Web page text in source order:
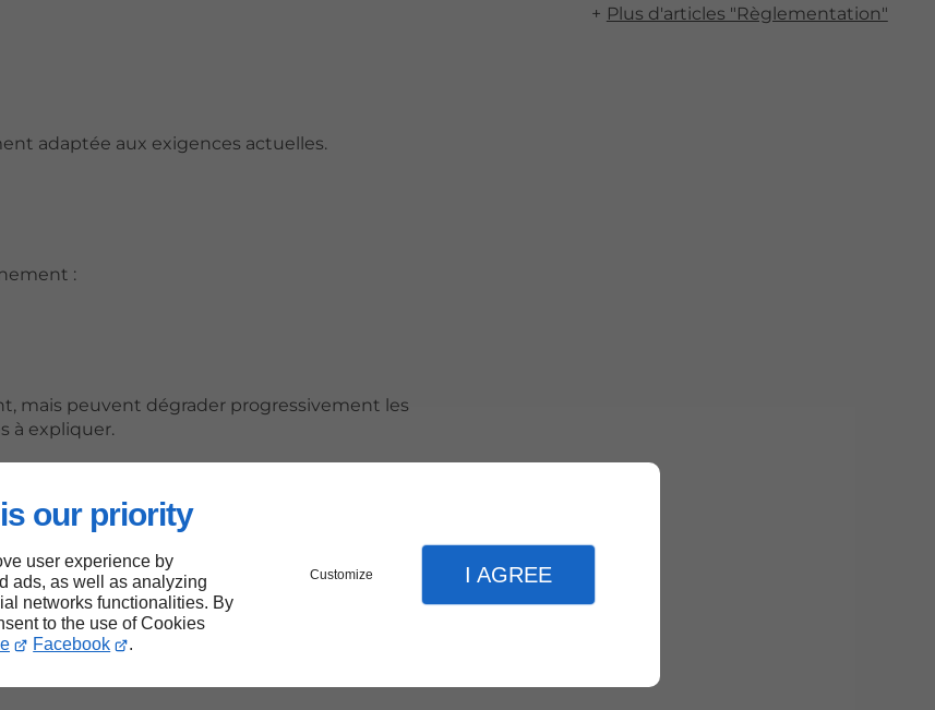
our priority
user experience by
ads, as well as analyzing
networks functionalities. By
to the use of Cookies
Facebook .
Customize I AGREE
Plus d'articles "Règlementation"
adaptée aux exigences actuelles.
:
mais peuvent dégrader progressivement les
à expliquer.
au système global n’est pas toujours optimale. Des
ou le RIS peuvent entraîner :